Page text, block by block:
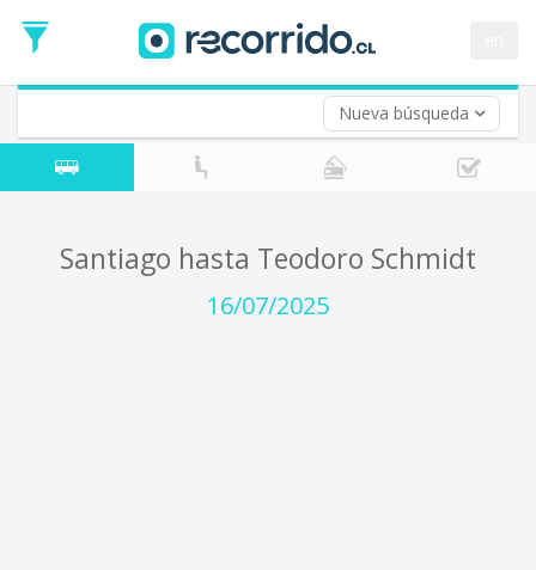
Nueva búsqueda
de
Ida
Vuelta (opcional)
Fecha
de
Santiago hasta Teodoro Schmidt
16/07/2025